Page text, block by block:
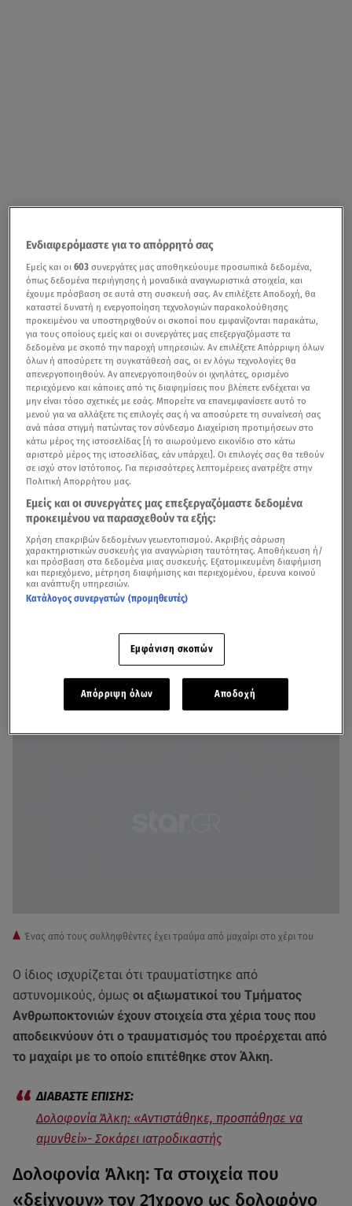
Ραγδαίες είναι οι εξελίξεις όσον αφορά στη δολοφονία
του 19χρονου Άλκη Καμπανού.Ένας από τους
συλληφθέντες έχει τραυματιστεί από μαχαίρι, ενώ στη
δημοσιότητα βγήκε νέο βίντεο με την κίνηση των
οχημάτων, όπου επέβαιναν οι δράστες λίγο πριν από το
έγκλημα.
Σύμφωνα με πληροφορίες που μετέδωσε η ΕΡΤ,ένας
22χρονος Αλβανός, που βρίσκεται ανάμεσα στα άτομα
που έχουν συλληφθεί, έχει τραυματιστεί στην παλάμη
του χεριού του από μαχαίρι,
φέρεται να του γλίστρησε, στην προσπάθειά του να
τραυματίσει τον 19χρονο φοιτητή.
Δολοφονία Άλκη: Αποτυπώματα πάνω στο δρεπάνι
να είναι το άτομο που διακρίνεται στο
βίντεο από τη δολοφονία, να βρίσκεται στα σκαλιά της
πολυκατοικίας και να χτυπά κάποιο από τα παιδιά,
πιθανόν τον 19χρονο.
Ένας από τους συλληφθέντες έχει τραύμα από μαχαίρι στο χέρι του
Ο ίδιος ισχυρίζεται ότι τραυματίστηκε από
αστυνομικούς, όμως οι αξιωματικοί του Τμήματος
Ανθρωποκτονιών έχουν στοιχεία στα χέρια τους που
αποδεικνύουν ότι ο τραυματισμός του προέρχεται από
το μαχαίρι με το οποίο επιτέθηκε στον Άλκη.
Δολοφονία Άλκη: «Αντιστάθηκε, προσπάθησε να
αμυνθεί»- Σοκάρει ιατροδικαστής
Δολοφονία Άλκη: Τα στοιχεία που
«δείχνουν» τον 21χρονο ως δολοφόνο
Ενδιαφερόμαστε για το απόρρητό σας
Εμείς και οι603 συνεργάτες μας αποθηκεύουμε προσωπικά δεδομένα,
όπως δεδομένα περιήγησης ή μοναδικά αναγνωριστικά στοιχεία, και
έχουμε πρόσβαση σε αυτά στη συσκευή σας. Αν επιλέξετε Αποδοχή, θα
καταστεί δυνατή η ενεργοποίηση τεχνολογιών παρακολούθησης
προκειμένου να υποστηριχθούν οι σκοποί που εμφανίζονται παρακάτω,
για τους οποίους εμείς και οι συνεργάτες μας επεξεργαζόμαστε τα
δεδομένα με σκοπό την παροχή υπηρεσιών. Αν επιλέξετε Απόρριψη όλων
όλων ή αποσύρετε τη συγκατάθεσή σας, οι εν λόγω τεχνολογίες θα
απενεργοποιηθούν. Αν απενεργοποιηθούν οι ιχνηλάτες, ορισμένο
περιεχόμενο και κάποιες από τις διαφημίσεις που βλέπετε ενδέχεται να
μην είναι τόσο σχετικές με εσάς. Μπορείτε να επανεμφανίσετε αυτό το
μενού για να αλλάξετε τις επιλογές σας ή να αποσύρετε τη συναίνεσή σας
ανά πάσα στιγμή πατώντας τον σύνδεσμο Διαχείριση προτιμήσεων στο
κάτω μέρος της ιστοσελίδας [ή το αιωρούμενο εικονίδιο στο κάτω
αριστερό μέρος της ιστοσελίδας, εάν υπάρχει]. Οι επιλογές σας θα τεθούν
σε ισχύ στον Ιστότοπος. Για περισσότερες λεπτομέρειες ανατρέξτε στην
Πολιτική Απορρήτου μας.
Εμείς και οι συνεργάτες μας επεξεργαζόμαστε δεδομένα
προκειμένου να παρασχεθούν τα εξής:
Χρήση επακριβών δεδομένων γεωεντοπισμού. Ακριβής σάρωση
χαρακτηριστικών συσκευής για αναγνώριση ταυτότητας. Αποθήκευση ή/
και πρόσβαση στα δεδομένα μιας συσκευής. Εξατομικευμένη διαφήμιση
και περιεχόμενο, μέτρηση διαφήμισης και περιεχομένου, έρευνα κοινού
και ανάπτυξη υπηρεσιών.
Κατάλογος συνεργατών (προμηθευτές)
Εμφάνιση σκοπών
Απόρριψη όλων Αποδοχή